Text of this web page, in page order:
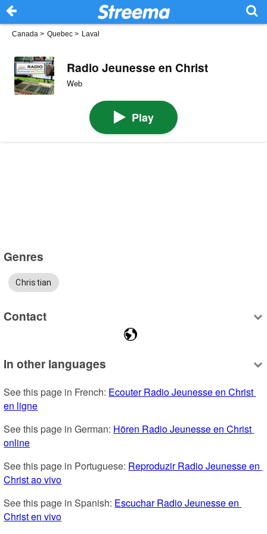
Canada > Quebec > Laval
Radio Jeunesse en Christ
Web
Play
Genres
Christian
Contact
In other languages
See this page in French: Ecouter Radio Jeunesse en Christ
en ligne
See this page in German: Hören Radio Jeunesse en Christ
online
See this page in Portuguese: Reproduzir Radio Jeunesse en
Christ ao vivo
See this page in Spanish: Escuchar Radio Jeunesse en
Christ en vivo